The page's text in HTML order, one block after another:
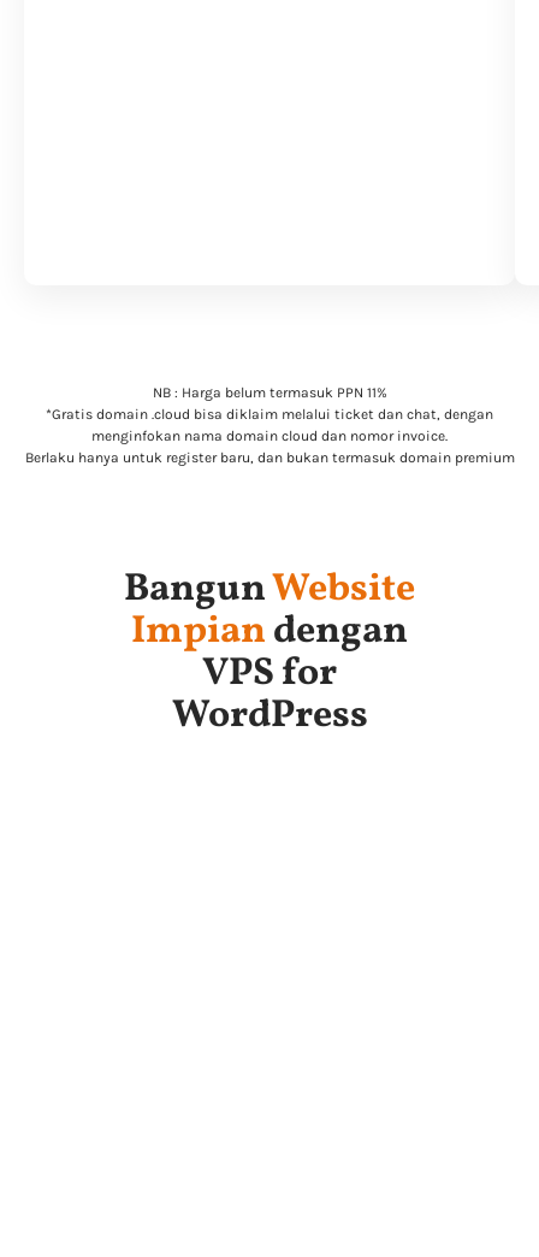
NB : Harga belum termasuk PPN 11%
*Gratis domain .cloud bisa diklaim melalui ticket dan chat, dengan
menginfokan nama domain cloud dan nomor invoice.
Berlaku hanya untuk register baru, dan bukan termasuk domain premium
BangunWebsite
Impiandengan
VPS for
WordPress